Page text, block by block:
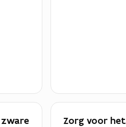
zware
Zorg voor het